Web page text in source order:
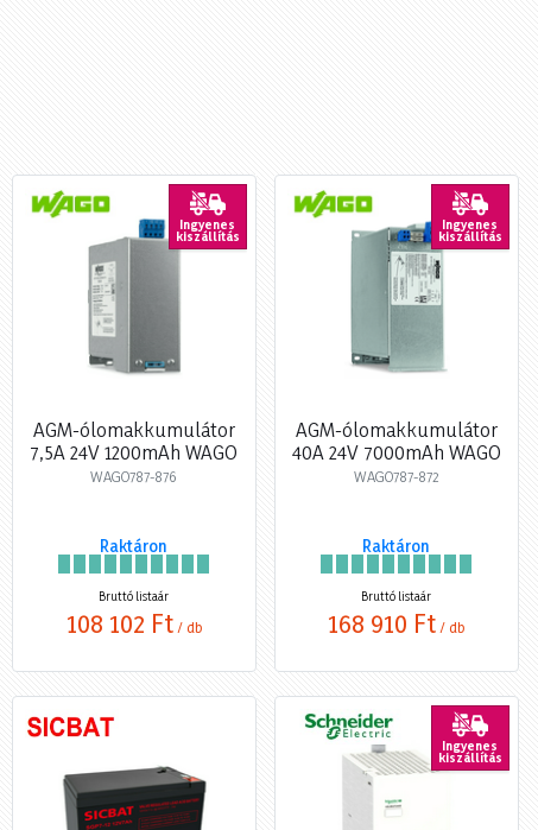
Ingyenes
kiszállítás
AGM-ólomakkumulátor
7,5A 24V 1200mAh WAGO
WAGO787-876
Raktáron
Bruttó listaár
108 102 Ft / db
Ingyenes
kiszállítás
AGM-ólomakkumulátor
40A 24V 7000mAh WAGO
WAGO787-872
Raktáron
Bruttó listaár
168 910 Ft / db
Ingyenes
kiszállítás